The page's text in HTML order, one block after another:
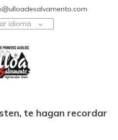
idioma
te hagan recordar